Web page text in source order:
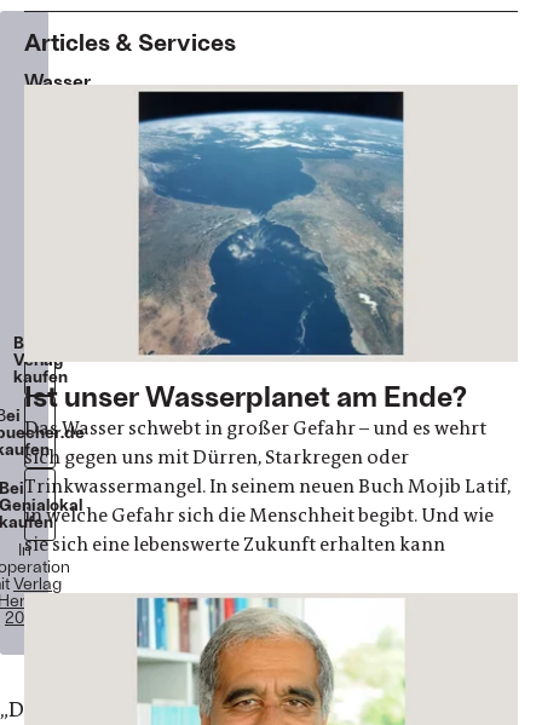
Wasser
Beim
Verlag
kaufen
In
Verlag
2026
„Deutschland
Articles & Services
Ist unser Wasserplanet am Ende?
Das Wasser schwebt in großer Gefahr – und es wehrt
sich gegen uns mit Dürren, Starkregen oder
Trinkwassermangel. In seinem neuen Buch Mojib Latif,
in welche Gefahr sich die Menschheit begibt. Und wie
sie sich eine lebenswerte Zukunft erhalten kann